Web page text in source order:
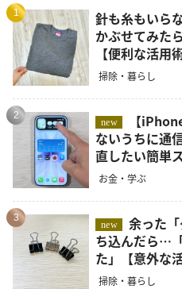
1
針も糸もいら
かぶせてみた
【便利な活用術
掃除・暮らし
2
new
ないうちに通
直したい簡単
お金・学ぶ
3
new
余った「ダブルクリップ」を車に持
ち込んだら…
た」【意外な
掃除・暮らし